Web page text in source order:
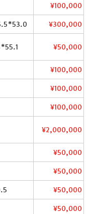
¥100,000
¥300,000
¥50,000
¥100,000
¥100,000
¥100,000
¥2,000,000
¥50,000
¥50,000
¥50,000
¥50,000